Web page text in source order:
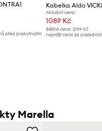
před poskytnutím
Kabelka Aldo
Aktuální cena:
1089 Kč
Běžná cena:2199 Kč
Nejnižší cena za
Marella